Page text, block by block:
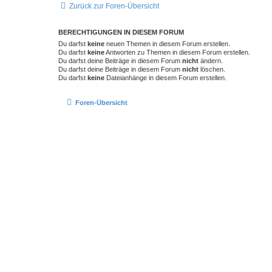
Zurück zur Foren-Übersicht
BERECHTIGUNGEN IN DIESEM FORUM
Du darfst keine neuen Themen in diesem Forum erstellen.
Du darfst keineAntworten zu Themen in diesem Forum erstellen.
Du darfst deine Beiträge in diesem Forum nicht ändern.
Du darfst deine Beiträge in diesem Forum nicht löschen.
Du darfst keine Dateianhänge in diesem Forum erstellen.
Foren-Übersicht